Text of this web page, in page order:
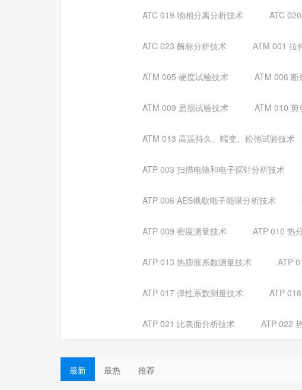
ATC 019 物相分离分析技术 ATC
ATC 023 酶标分析技术 ATM 001 拉
ATM 005 硬度试验技术 ATM 006 断
ATM 009 磨损试验技术 ATM 010 剪
ATM 013 高温持久、蠕变、松弛试验技术
ATP 003 扫描电镜和电子探针分析技术
ATP 006 AES俄歇电子能谱分析技术
ATP 009 密度测量技术 ATP 010 热
ATP 013 热膨胀系数测量技术 ATP
ATP 017 弹性系数测量技术 ATP
ATP 021 比表面分析技术 ATP 022
最新 最热 推荐